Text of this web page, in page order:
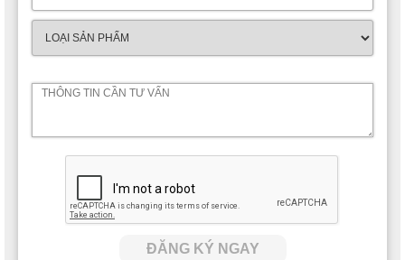
ĐĂNG KÝ NGAY